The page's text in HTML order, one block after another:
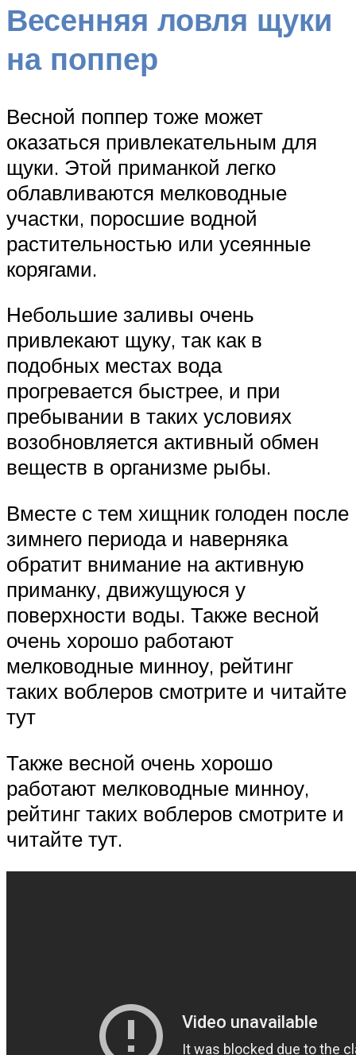
Весенняя ловля щуки
на поппер
Весной поппер тоже может
оказаться привлекательным для
щуки. Этой приманкой легко
облавливаются мелководные
участки, поросшие водной
растительностью или усеянные
корягами.
Небольшие заливы очень
привлекают щуку, так как в
подобных местах вода
прогревается быстрее, и при
пребывании в таких условиях
возобновляется активный обмен
веществ в организме рыбы.
Вместе с тем хищник голоден после
зимнего периода и наверняка
обратит внимание на активную
приманку, движущуюся у
поверхности воды. Также весной
очень хорошо работают
мелководные минноу, рейтинг
таких воблеров смотрите и читайте
тут
Также весной очень хорошо
работают мелководные минноу,
рейтинг таких воблеров смотрите и
читайте тут.